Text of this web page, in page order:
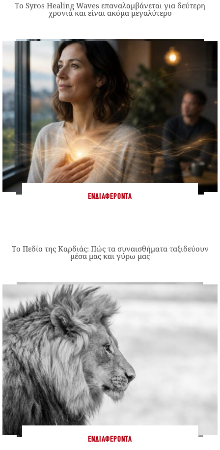
Το Syros Healing Waves επαναλαμβάνεται για δεύτερη
χρονιά και είναι ακόμα μεγαλύτερο
ΕΝΔΙΑΦΈΡΟΝΤΑ
Το Πεδίο της Καρδιάς: Πώς τα συναισθήματα ταξιδεύουν
μέσα μας και γύρω μας
ΕΝΔΙΑΦΈΡΟΝΤΑ